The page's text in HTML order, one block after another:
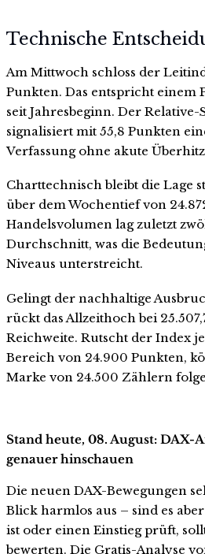
Technische
Am Mittwoch schloss der
Punkten. Das entspricht einem
seit Jahresbeginn. Der
signalisiert mit 55,8 Punkten
Verfassung ohne akute
Charttechnisch bleibt die Lage
über dem Wochentief von
Handelsvolumen lag zuletzt
Durchschnitt, was die
Niveaus unterstreicht.
Gelingt der nachhaltige
rückt das Allzeithoch bei
Reichweite. Rutscht der Index
Bereich von 24.900 Punkten,
Marke von 24.500 Zählern
Stand heute, 08. August: DAX-
genauer hinschauen
Die neuen DAX-Bewegungen
Blick harmlos aus – sind es
ist oder einen Einstieg prüft,
bewerten. Die Gratis-Analyse